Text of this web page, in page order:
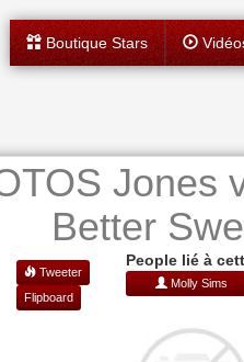
Boutique Stars
Jones
Better
Tweeter
Flipboard
People lié à
Molly Sims